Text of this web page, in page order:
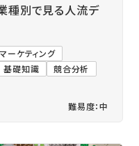
種別で見る人流デ
ーケティング
基礎知識
競合分析
難易度：中